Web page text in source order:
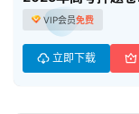
料
登录
VIP会员免费
立即下载